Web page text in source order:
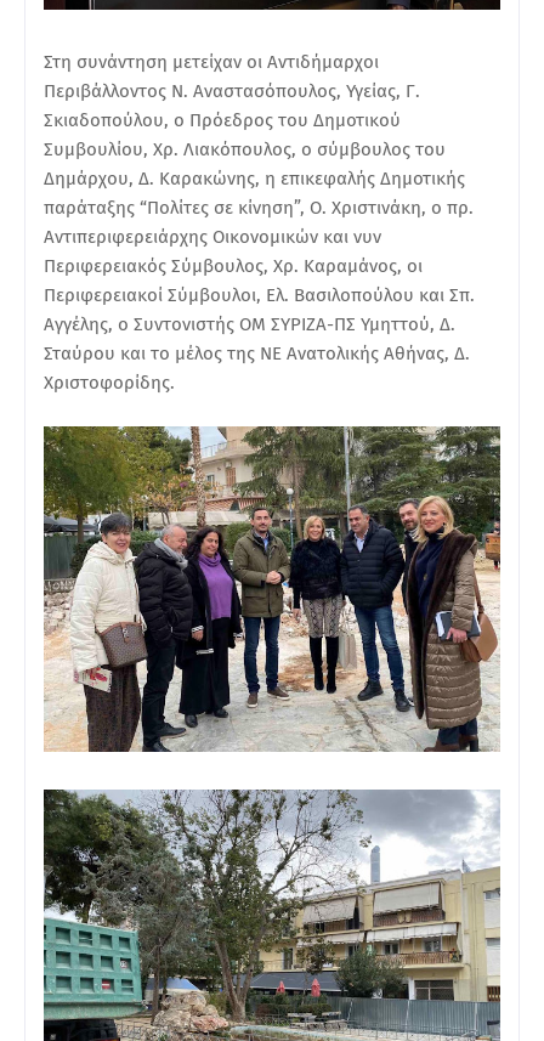
Στη συνάντηση μετείχαν οι Αντιδήμαρχοι
Περιβάλλοντος Ν. Αναστασόπουλος, Υγείας, Γ.
Σκιαδοπούλου, ο Πρόεδρος του Δημοτικού
Συμβουλίου, Χρ. Λιακόπουλος, ο σύμβουλος του
Δημάρχου, Δ. Καρακώνης, η επικεφαλής Δημοτικής
παράταξης “Πολίτες σε κίνηση”, Ο. Χριστινάκη, ο πρ.
Αντιπεριφερειάρχης Οικονομικών και νυν
Περιφερειακός Σύμβουλος, Χρ. Καραμάνος, οι
Περιφερειακοί Σύμβουλοι, Ελ. Βασιλοπούλου και Σπ.
Αγγέλης, ο Συντονιστής ΟΜ ΣΥΡΙΖΑ-ΠΣ Υμηττού, Δ.
Σταύρου και το μέλος της ΝΕ Ανατολικής Αθήνας, Δ.
Χριστοφορίδης.